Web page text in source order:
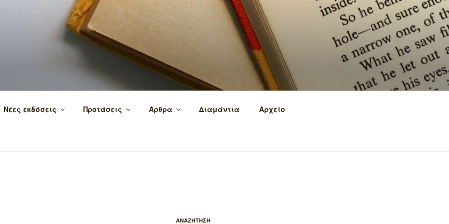
τα βιβλία και τη γνώση!
Νέες εκδόσεις Προτάσεις Άρθρα Διαμάντια Αρχείο
ΑΝΑΖΗΤΗΣΗ